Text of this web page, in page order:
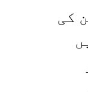
کی
میں